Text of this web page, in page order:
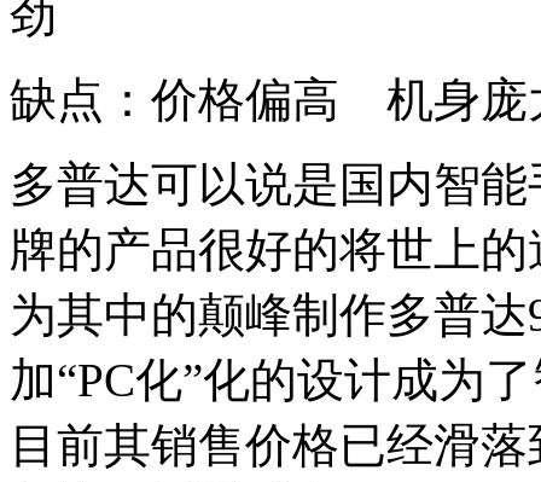
劲
缺点：价格偏高 机身庞
多普达可以说是国内智
牌的产品很好的将世上
为其中的颠峰制作多普
加“PC化”化的设计成为
目前其销售价格已经滑